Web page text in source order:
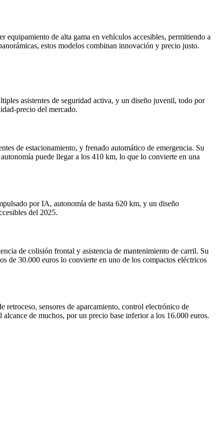
de alta gama en vehículos accesibles, permitiendo a
estos modelos combinan innovación y precio justo.
asistentes de seguridad activa, y un diseño juvenil, todo por
precio del mercado.
de estacionamiento, y frenado automático de emergencia. Su
puede llegar a los 410 km, lo que lo convierte en una
por IA, autonomía de hasta 620 km, y un diseño
del 2025.
de colisión frontal y asistencia de mantenimiento de carril. Su
de 30.000 euros lo convierte en uno de los compactos eléctricos
retroceso, sensores de aparcamiento, control electrónico de
de muchos, por un precio base inferior a los 16.000 euros.